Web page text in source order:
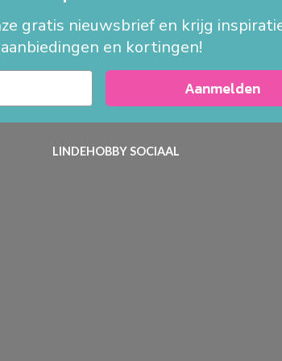
gratis nieuwsbrief en krijg
aanbiedingen en kortingen!
Aanmelden
LINDEHOBBY SOCIAAL